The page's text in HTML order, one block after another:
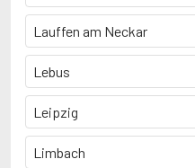
Lauffen am Neckar
Lebus
Leipzig
Limbach